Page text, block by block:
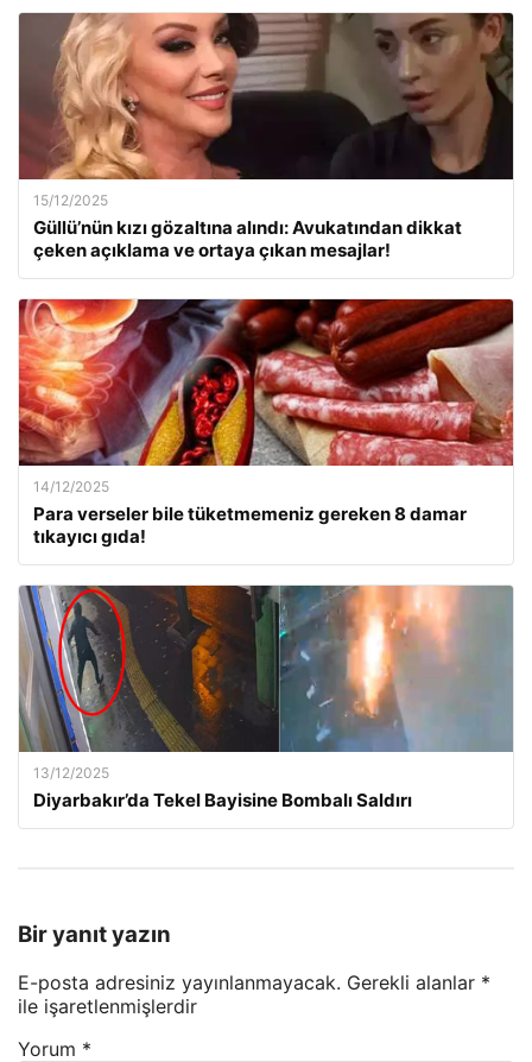
15/12/2025
Güllü’nün kızı gözaltına alındı: Avukatından dikkat
çeken açıklama ve ortaya çıkan mesajlar!
14/12/2025
Para verseler bile tüketmemeniz gereken 8 damar
tıkayıcı gıda!
13/12/2025
Diyarbakır’da Tekel Bayisine Bombalı Saldırı
Bir yanıt yazın
E-posta adresiniz yayınlanmayacak. Gerekli alanlar *
ile işaretlenmişlerdir
Yorum *